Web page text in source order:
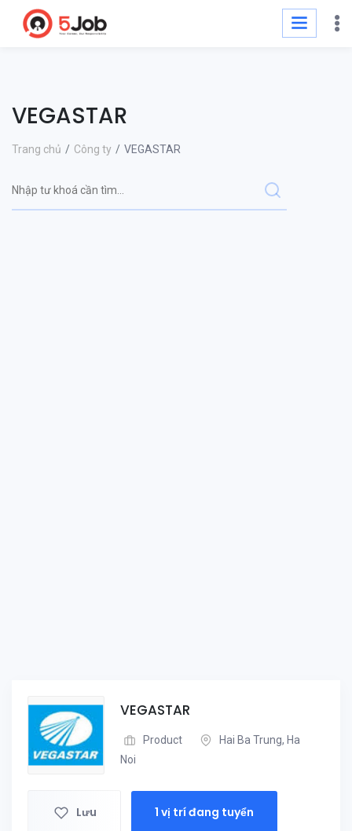
VEGASTAR
Trang chủ Công ty VEGASTAR
VEGASTAR
Product
Hai Ba Trung, Ha
Noi
Lưu 1 vị trí đang tuyển